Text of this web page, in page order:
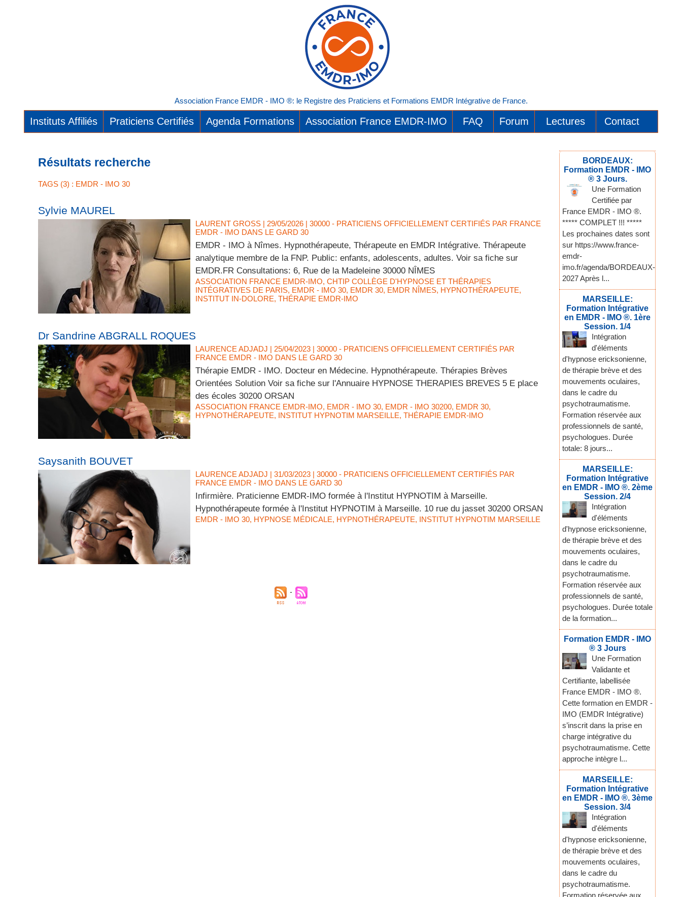
Association France EMDR - IMO ®: le Registre des Praticiens et Formations EMDR Intégrative de France.
Instituts Affiliés Praticiens Certifiés Agenda Formations Association France EMDR-IMO FAQ Forum Lectures Contact
Résultats recherche
TAGS (3) : EMDR - IMO 30
Sylvie MAUREL
LAURENT GROSS | 29/05/2026 | 30000 - PRATICIENS OFFICIELLEMENT CERTIFIÉS PAR FRANCE
EMDR - IMO DANS LE GARD 30
EMDR - IMO à Nîmes. Hypnothérapeute, Thérapeute en EMDR Intégrative. Thérapeute
analytique membre de la FNP. Public: enfants, adolescents, adultes. Voir sa fiche sur
EMDR.FR Consultations: 6, Rue de la Madeleine 30000 NÎMES
ASSOCIATION FRANCE EMDR-IMO, CHTIP COLLÈGE D'HYPNOSE ET THÉRAPIES
INTÉGRATIVES DE PARIS, EMDR - IMO 30, EMDR 30, EMDR NÎMES, HYPNOTHÉRAPEUTE,
INSTITUT IN-DOLORE, THÉRAPIE EMDR-IMO
Dr Sandrine ABGRALL ROQUES
LAURENCE ADJADJ | 25/04/2023 | 30000 - PRATICIENS OFFICIELLEMENT CERTIFIÉS PAR
FRANCE EMDR - IMO DANS LE GARD 30
Thérapie EMDR - IMO. Docteur en Médecine. Hypnothérapeute. Thérapies Brèves
Orientées Solution Voir sa fiche sur l'Annuaire HYPNOSE THERAPIES BREVES 5 E place
des écoles 30200 ORSAN
ASSOCIATION FRANCE EMDR-IMO, EMDR - IMO 30, EMDR - IMO 30200, EMDR 30,
HYPNOTHÉRAPEUTE, INSTITUT HYPNOTIM MARSEILLE, THÉRAPIE EMDR-IMO
Saysanith BOUVET
LAURENCE ADJADJ | 31/03/2023 | 30000 - PRATICIENS OFFICIELLEMENT CERTIFIÉS PAR
FRANCE EMDR - IMO DANS LE GARD 30
Infirmière. Praticienne EMDR-IMO formée à l'Institut HYPNOTIM à Marseille.
Hypnothérapeute formée à l'Institut HYPNOTIM à Marseille. 10 rue du jasset 30200 ORSAN
EMDR - IMO 30, HYPNOSE MÉDICALE, HYPNOTHÉRAPEUTE, INSTITUT HYPNOTIM MARSEILLE
BORDEAUX:
Formation EMDR - IMO
® 3 Jours.
Une Formation
Certifiée par
France EMDR - IMO ®.
***** COMPLET !!! *****
Les prochaines dates sont
sur https://www.france-
emdr-
imo.fr/agenda/BORDEAUX-
2027 Après l...
MARSEILLE:
Formation Intégrative
en EMDR - IMO ®. 1ère
Session. 1/4
Intégration
d'éléments
d'hypnose ericksonienne,
de thérapie brève et des
mouvements oculaires,
dans le cadre du
psychotraumatisme.
Formation réservée aux
professionnels de santé,
psychologues. Durée
totale: 8 jours...
MARSEILLE:
Formation Intégrative
en EMDR - IMO ®. 2ème
Session. 2/4
Intégration
d'éléments
d'hypnose ericksonienne,
de thérapie brève et des
mouvements oculaires,
dans le cadre du
psychotraumatisme.
Formation réservée aux
professionnels de santé,
psychologues. Durée totale
de la formation...
Formation EMDR - IMO
® 3 Jours
Une Formation
Validante et
Certifiante, labellisée
France EMDR - IMO ®.
Cette formation en EMDR -
IMO (EMDR Intégrative)
s’inscrit dans la prise en
charge intégrative du
psychotraumatisme. Cette
approche intègre l...
MARSEILLE:
Formation Intégrative
en EMDR - IMO ®. 3ème
Session. 3/4
Intégration
d'éléments
d'hypnose ericksonienne,
de thérapie brève et des
mouvements oculaires,
dans le cadre du
psychotraumatisme.
Formation réservée aux